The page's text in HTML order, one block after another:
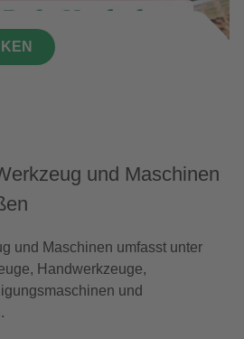
und Maschinen
und Maschinen umfasst unter
Handwerkzeuge,
und